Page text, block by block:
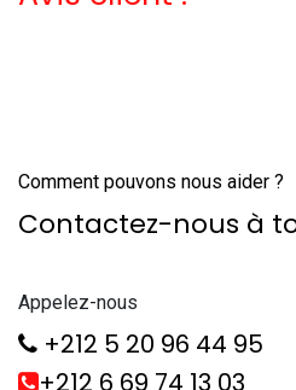
Comment pouvons nous aider ?
Contactez-nous à
Appelez-nous
+212 5 20 96 44 95
+212 6 69 74 13 03